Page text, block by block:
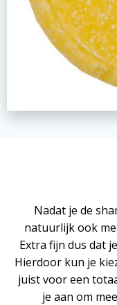
Nadat je de
natuurlijk ook
Extra fijn dus dat
Hierdoor kun je
juist voor een
je aan om